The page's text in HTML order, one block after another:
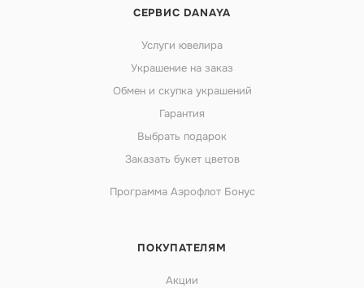
СЕРВИС DANAYA
Услуги ювелира
Украшение на заказ
Обмен и скупка украшений
Гарантия
Выбрать подарок
Заказать букет цветов
Программа Аэрофлот Бонус
ПОКУПАТЕЛЯМ
Акции